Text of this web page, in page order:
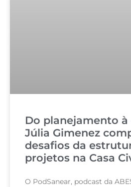
Do planejamento
Júlia Gimenez
desafios da
projetos na Casa
O PodSanear, podcast da